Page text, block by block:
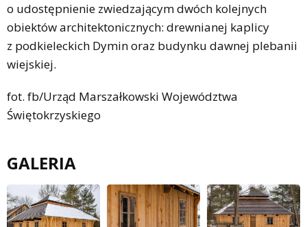
o udostępnienie zwiedzającym dwóch kolejnych
obiektów architektonicznych: drewnianej kaplicy
z podkieleckich Dymin oraz budynku dawnej plebanii
wiejskiej.
fot. fb/Urząd Marszałkowski Województwa
Świętokrzyskiego
GALERIA